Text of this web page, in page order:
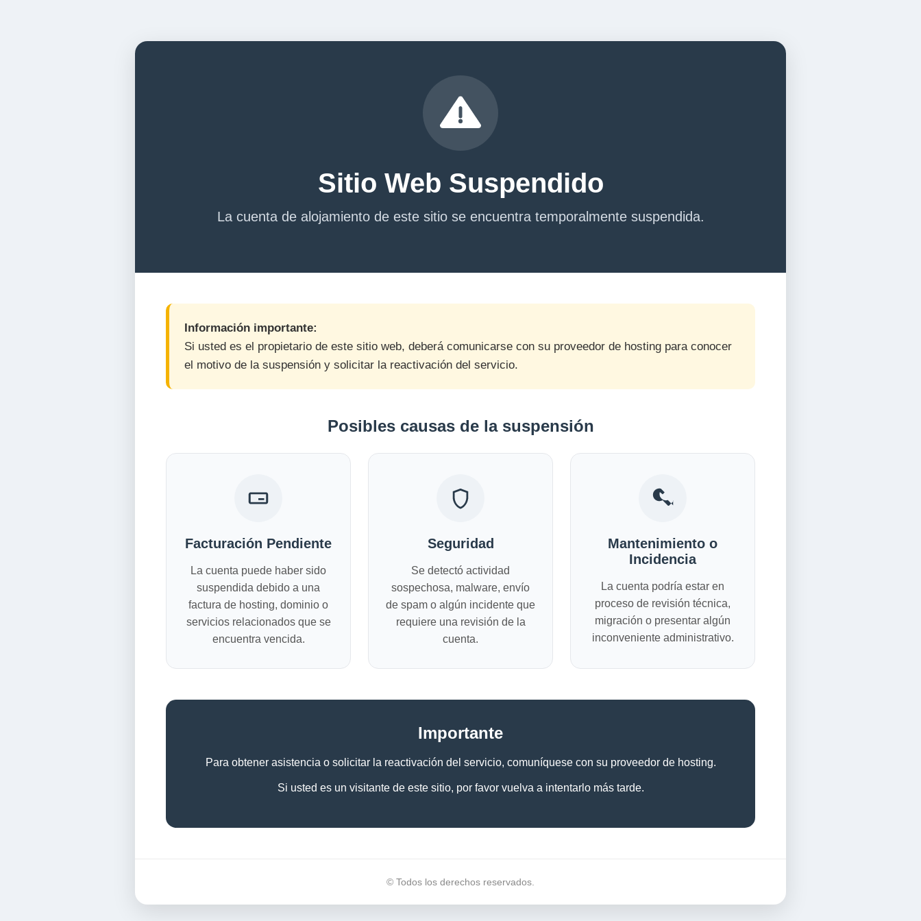
Sitio Web Suspendido
La cuenta de alojamiento de este sitio se encuentra temporalmente suspendida.
Información importante:
Si usted es el propietario de este sitio web, deberá comunicarse con su proveedor de hosting para conocer
el motivo de la suspensión y solicitar la reactivación del servicio.
Posibles causas de la suspensión
Facturación Pendiente
La cuenta puede haber sido
suspendida debido a una
factura de hosting, dominio o
servicios relacionados que se
encuentra vencida.
Seguridad
Se detectó actividad
sospechosa, malware, envío
de spam o algún incidente que
requiere una revisión de la
cuenta.
Mantenimiento o
Incidencia
La cuenta podría estar en
proceso de revisión técnica,
migración o presentar algún
inconveniente administrativo.
Importante
Para obtener asistencia o solicitar la reactivación del servicio, comuníquese con su proveedor de hosting.
Si usted es un visitante de este sitio, por favor vuelva a intentarlo más tarde.
© Todos los derechos reservados.